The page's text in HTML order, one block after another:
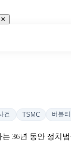
✕
건 TSMC 버블티
36년 동안 정치